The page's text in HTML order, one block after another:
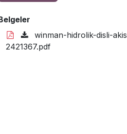
winman-hidrolik-disli-
2421367.pdf